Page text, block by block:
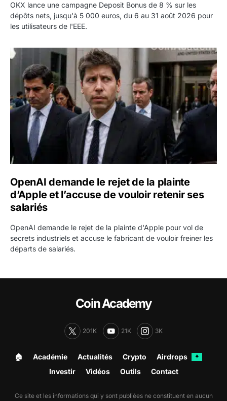
OKX lance une campagne Deposit Bonus de 8 % sur les
dépôts nets, jusqu'à 5 000 euros, du 6 au 31 août 2026 pour
les utilisateurs de l'EEE.
OpenAI demande le rejet de la plainte d’Apple et
OpenAI demande le rejet de la plainte
d’Apple et l’accuse de vouloir retenir ses
salariés
OpenAI demande le rejet de la plainte d'Apple pour vol de
secrets industriels et accuse le fabricant de vouloir freiner les
départs de salariés.
Coin Academy
201K 21K 3K
🏠︎ Académie Actualités Crypto Airdrops ✦
Investir Vidéos Outils Contact
Ce site et les informations qui y sont publiées ne constituent en aucun